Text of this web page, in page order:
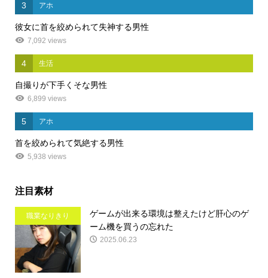
3 アホ
彼女に首を絞められて失神する男性
7,092 views
4 生活
自撮りが下手くそな男性
6,899 views
5 アホ
首を絞められて気絶する男性
5,938 views
注目素材
職業なりきり
ゲームが出来る環境は整えたけど肝心のゲ
ーム機を買うの忘れた
2025.06.23